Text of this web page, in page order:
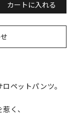
カートに入れる
ペットパンツ。
く、